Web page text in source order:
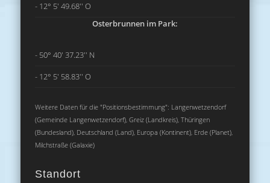
- 12° 5' 49.68'' O
Osterbrunnen im Park:
- 50° 40' 37.23'' N
- 12° 5' 58.83'' O
Weitere Daten für die "Positionsbestimmung": Langenwetzendorf
(Gemeinde Langenwetzendorf), Greiz (Landkreis), Thüringen
(Bundesland), Deutschland (Land), Europa (Kontinent), Erde (Planet),
Milchstraße (Galaxie)
Standort